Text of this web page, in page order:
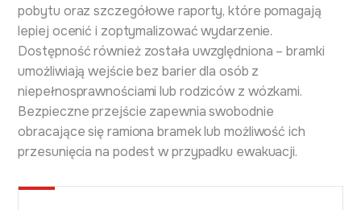
pobytu oraz szczegółowe raporty, które pomagają
lepiej ocenić i zoptymalizować wydarzenie.
Dostępność również została uwzględniona – bramki
umożliwiają wejście bez barier dla osób z
niepełnosprawnościami lub rodziców z wózkami.
Bezpieczne przejście zapewnia swobodnie
obracające się ramiona bramek lub możliwość ich
przesunięcia na podest w przypadku ewakuacji.